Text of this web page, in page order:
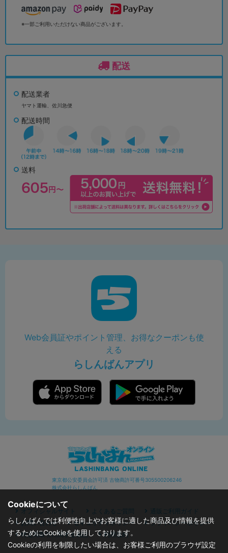
※一部ご利用いただけない商品がございます。
配送
配送業者
ヤマト運輸、佐川急便
配送時間
送料
Web会員証やポイント管理、お得なクーポンも使
える
らしんばんアプリ
東京都公安委員会許可済 古物商許可番号305500206246
株式会社らしんばん
オフィシャルサイト よくあるご質問
通販ご利用ガイド
お問い合わせ
セキュリティポリシー
プライバシーポリシー
特定商取引に関する表記
利用規約
Cookieについて
らしんばんでは利便性向上やお客様に適した商品及び情報を提供
するためにCookieを使用しております。
Cookieの利用を制限したい場合は、お客様ご利用のブラウザ設定